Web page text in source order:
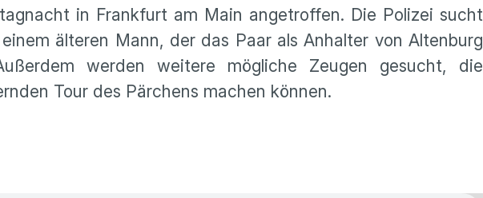
in Frankfurt am Main angetroffen. Die Polizei sucht
älteren Mann, der das Paar als Anhalter von Altenburg
werden weitere mögliche Zeugen gesucht, die
Tour des Pärchens machen können.